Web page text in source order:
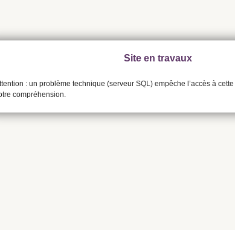
Site en travaux
: un problème technique (serveur SQL) empêche l’accès à
compréhension.